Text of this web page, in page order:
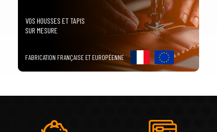
VOS HOUSSES ET TAPIS
SUR MESURE
FABRICATION FRANÇAISE ET EUROPÉENNE